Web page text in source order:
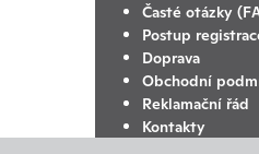
Časté otázky
Postup
Doprava
Obchodní
Reklamační řád
Kontakty